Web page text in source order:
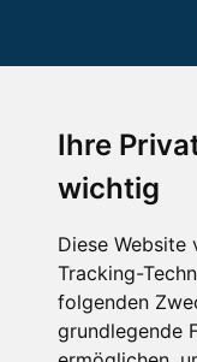
Ihre
wichtig
Diese Website
Tracking-
folgenden
grundlegende
Die
Muss für alle